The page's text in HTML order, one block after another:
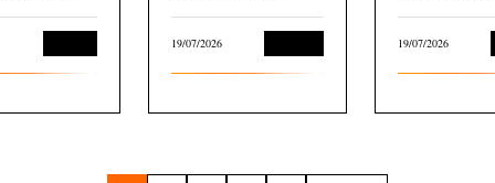
19/07/2026 19/07/2026